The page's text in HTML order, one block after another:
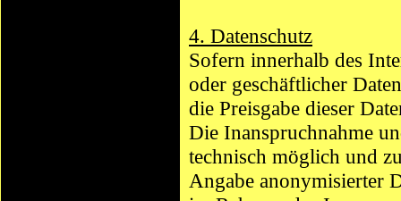
4. Datenschutz
Sofern innerhalb des
oder geschäftlicher
die Preisgabe dieser
Die Inanspruchnahme
technisch möglich und
Angabe anonymisierter